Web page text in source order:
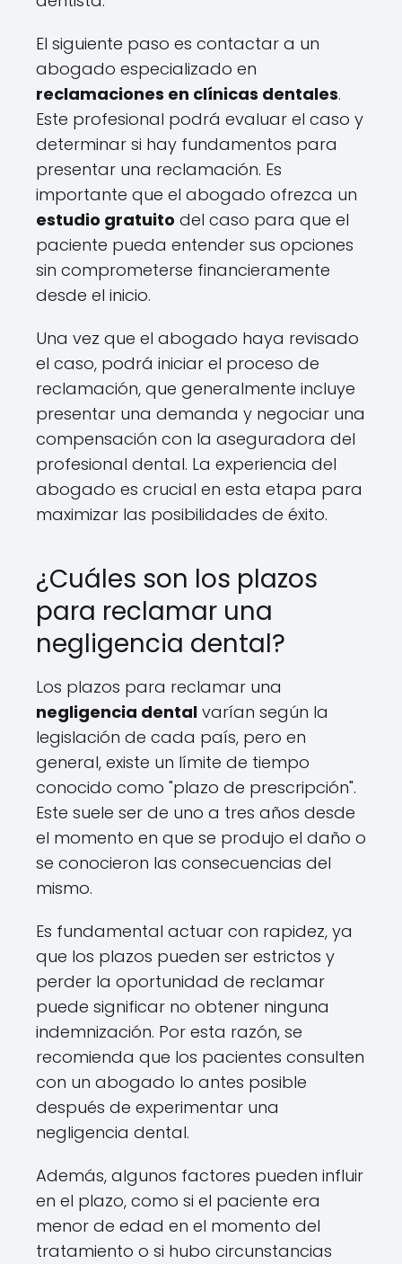
El siguiente paso es contactar a un
abogado especializado en
reclamaciones en clínicas dentales.
Este profesional podrá evaluar el caso y
determinar si hay fundamentos para
presentar una reclamación. Es
importante que el abogado ofrezca un
estudio gratuito del caso para que el
paciente pueda entender sus opciones
sin comprometerse financieramente
desde el inicio.
Una vez que el abogado haya revisado
el caso, podrá iniciar el proceso de
reclamación, que generalmente incluye
presentar una demanda y negociar una
compensación con la aseguradora del
profesional dental. La experiencia del
abogado es crucial en esta etapa para
maximizar las posibilidades de éxito.
¿Cuáles son los plazos
para reclamar una
negligencia dental?
Los plazos para reclamar una
negligencia dental varían según la
legislación de cada país, pero en
general, existe un límite de tiempo
conocido como "plazo de prescripción".
Este suele ser de uno a tres años desde
el momento en que se produjo el daño o
se conocieron las consecuencias del
mismo.
Es fundamental actuar con rapidez, ya
que los plazos pueden ser estrictos y
perder la oportunidad de reclamar
puede significar no obtener ninguna
indemnización. Por esta razón, se
recomienda que los pacientes consulten
con un abogado lo antes posible
después de experimentar una
negligencia dental.
Además, algunos factores pueden influir
en el plazo, como si el paciente era
menor de edad en el momento del
tratamiento o si hubo circunstancias